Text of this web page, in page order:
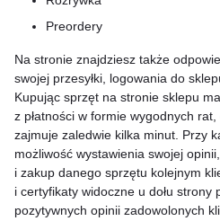
Preordery
Na stronie znajdziesz także
swojej przesyłki, logowania do
Kupując sprzęt na stronie sklepu
z płatności w formie wygodnych
zajmuje zaledwie kilka minut. Przy
możliwość wystawienia swojej
i zakup danego sprzętu kolejnym
i certyfikaty widoczne u dołu strony
pozytywnych opinii zadowolonych